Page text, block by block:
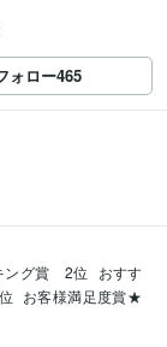
ォロー465
グ賞　2位
おすす
お客様満足度賞★